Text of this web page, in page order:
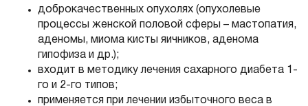
доброкачественных опухолях (опухолевые
процессы женской половой сферы – мастопатия,
аденомы, миома кисты яичников, аденома
гипофиза и др.);
входит в методику лечения сахарного диабета 1-
го и 2-го типов;
применяется при лечении избыточного веса в